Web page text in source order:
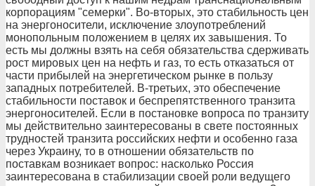
корпорациям "семерки". Во-вторых, это стабильность цен
на энергоносители, исключение злоупотреблений
монопольным положением в целях их завышения. То
есть мы должны взять на себя обязательства сдерживать
рост мировых цен на нефть и газ, то есть отказаться от
части прибылей на энергетическом рынке в пользу
западных потребителей. В-третьих, это обеспечение
стабильности поставок и беспрепятственного транзита
энергоносителей. Если в постановке вопроса по транзиту
мы действительно заинтересованы в свете постоянных
трудностей транзита российских нефти и особенно газа
через Украину, то в отношении обязательств по
поставкам возникает вопрос: насколько Россия
заинтересована в стабилизации своей роли ведущего